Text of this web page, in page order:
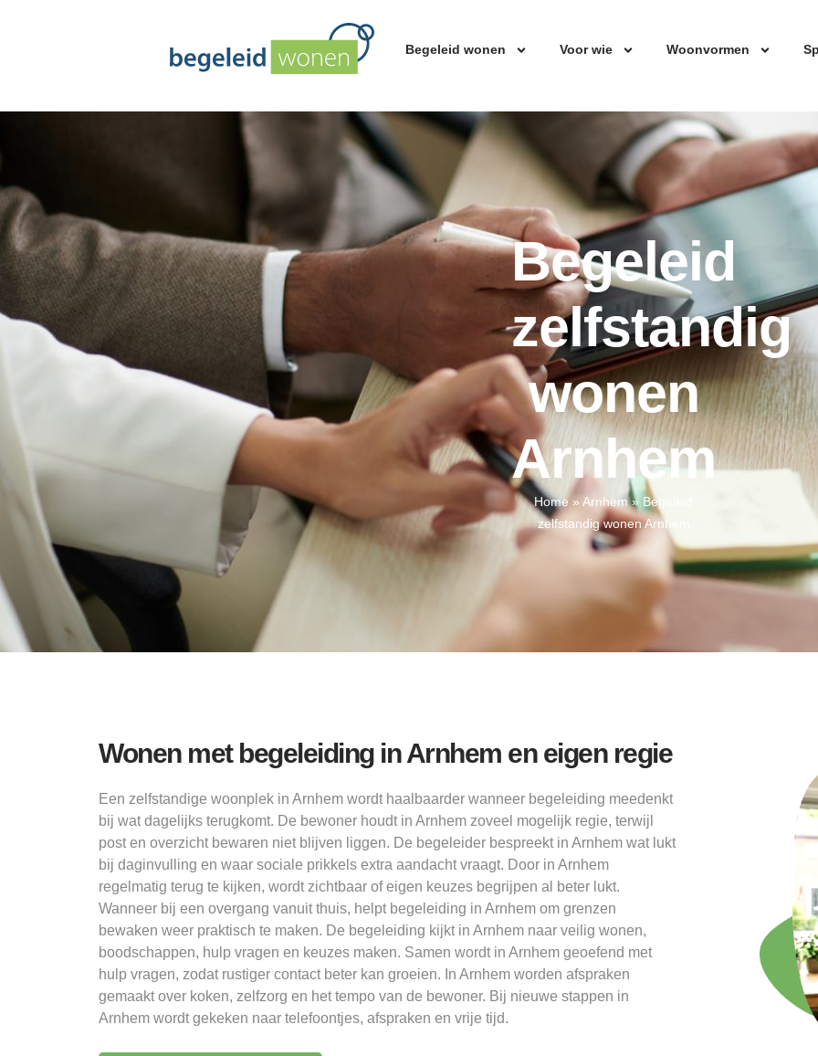
Begeleid wonen Voor wie Woonvormen
Begeleid
zelfstandig
wonen
Arnhem
Home » Arnhem» Begeleid
zelfstandig wonen Arnhem
Wonen met begeleiding in Arnhem en eigen regie
Een zelfstandige woonplek in Arnhem wordt haalbaarder wanneer begeleiding meedenkt
bij wat dagelijks terugkomt. De bewoner houdt in Arnhem zoveel mogelijk regie, terwijl
post en overzicht bewaren niet blijven liggen. De begeleider bespreekt in Arnhem wat lukt
bij daginvulling en waar sociale prikkels extra aandacht vraagt. Door in Arnhem
regelmatig terug te kijken, wordt zichtbaar of eigen keuzes begrijpen al beter lukt.
Wanneer bij een overgang vanuit thuis, helpt begeleiding in Arnhem om grenzen
bewaken weer praktisch te maken. De begeleiding kijkt in Arnhem naar veilig wonen,
boodschappen, hulp vragen en keuzes maken. Samen wordt in Arnhem geoefend met
hulp vragen, zodat rustiger contact beter kan groeien. In Arnhem worden afspraken
gemaakt over koken, zelfzorg en het tempo van de bewoner. Bij nieuwe stappen in
Arnhem wordt gekeken naar telefoontjes, afspraken en vrije tijd.